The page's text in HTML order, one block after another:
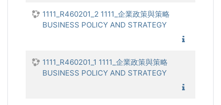
1111_R460201_2 1111_企業政策與策略
BUSINESS POLICY AND STRATEGY
1111_R460201_1 1111_企業政策與策略
BUSINESS POLICY AND STRATEGY